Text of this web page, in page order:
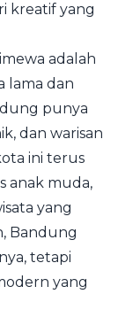
kreatif yang
adalah
lama dan
punya
dan warisan
ini terus
anak muda,
yang
Bandung
tetapi
yang